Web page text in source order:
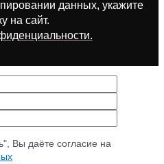
данных, укажите
на сайт.
Вы даёте согласие на